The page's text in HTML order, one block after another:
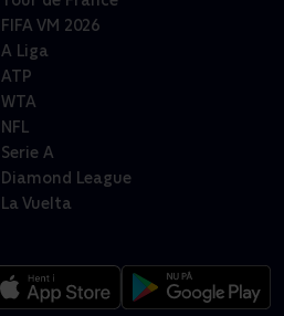
FIFA VM 2026
A Liga
ATP
WTA
NFL
Serie A
Diamond League
La Vuelta